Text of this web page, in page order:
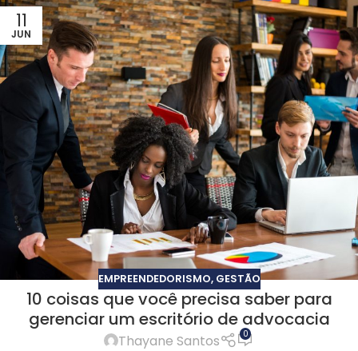
11
JUN
EMPREENDEDORISMO, GESTÃO
10 coisas que você precisa saber para
gerenciar um escritório de advocacia
Thayane Santos 0